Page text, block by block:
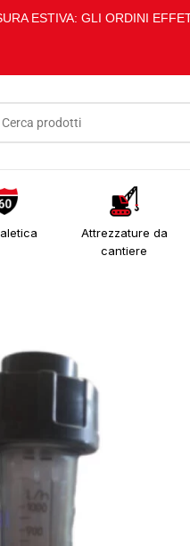
ESTIVA: GLI ORDINI
Attrezzature da
cantiere